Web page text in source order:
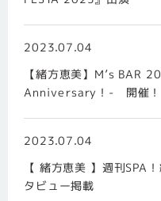
2023.07.04
【緒方恵美】M’s BAR
Anniversary！- 開催！
2023.07.04
【 緒方恵美 】週刊SPA
タビュー掲載